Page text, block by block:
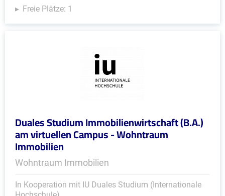
Freie Plätze: 1
Duales Studium Immobilienwirtschaft (B.A.)
am virtuellen Campus - Wohntraum
Immobilien
Wohntraum Immobilien
In Kooperation mit IU Duales Studium (Internationale